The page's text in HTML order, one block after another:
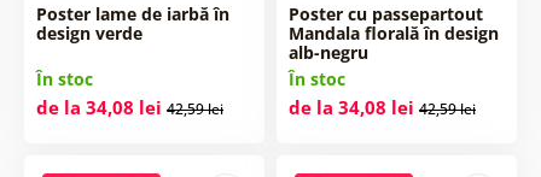
Poster lame de iarbă în
design verde
În stoc
de la 34,08 lei 42,59 lei
Poster cu passepartout
Mandala florală în design
alb-negru
În stoc
de la 34,08 lei 42,59 lei